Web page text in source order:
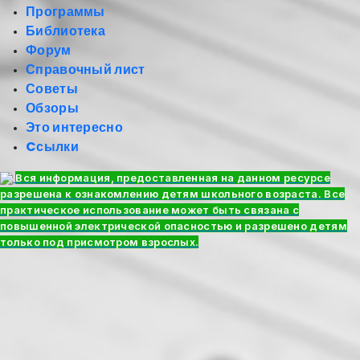
Программы
Библиотека
Форум
Справочный лист
Советы
Обзоры
Это интересно
Cсылки
Вся информация, предоставленная на данном ресурсе
разрешена к ознакомлению детям школьного возраста. Все
практическое использование может быть связана с
повышенной электрической опасностью и разрешено детям
только под присмотром взрослых.